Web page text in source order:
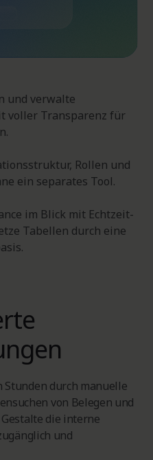
und verwalte
voller Transparenz für
Rollen und
ein separates Tool.
im Blick mit Echtzeit-
Tabellen durch eine
durch manuelle
von Belegen und
die interne
und